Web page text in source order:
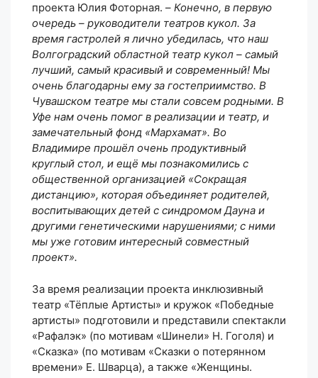
проекта Юлия Фоторная. – Конечно, в первую
очередь – руководители театров кукол. За
время гастролей я лично убедилась, что наш
Волгоградский областной театр кукол – самый
лучший, самый красивый и современный! Мы
очень благодарны ему за гостеприимство. В
Чувашском театре мы стали совсем родными. В
Уфе нам очень помог в реализации и театр, и
замечательный фонд «Мархамат». Во
Владимире прошёл очень продуктивный
круглый стол, и ещё мы познакомились с
общественной организацией «Сокращая
дистанцию», которая объединяет родителей,
воспитывающих детей с синдромом Дауна и
другими генетическими нарушениями; с ними
мы уже готовим интересный совместный
проект».
За время реализации проекта инклюзивный
театр «Тёплые Артисты» и кружок «Победные
артисты» подготовили и представили спектакли
«Рафалэк» (по мотивам «Шинели» Н. Гоголя) и
«Сказка» (по мотивам «Сказки о потерянном
времени» Е. Шварца), а также «Женщины.